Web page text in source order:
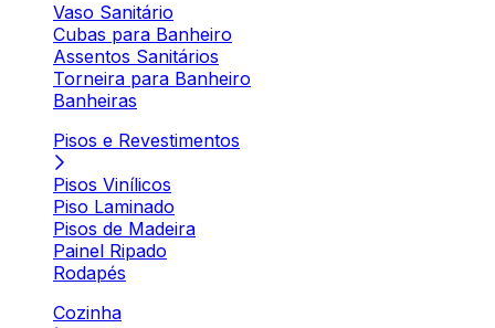
Vaso Sanitário
Cubas para Banheiro
Assentos Sanitários
Torneira para Banheiro
Banheiras
Pisos e Revestimentos
Pisos Vinílicos
Piso Laminado
Pisos de Madeira
Painel Ripado
Rodapés
Cozinha